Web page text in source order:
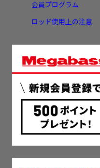
会員プログラム
ロッド使用上の注意